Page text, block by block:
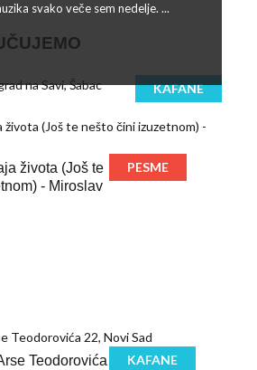
KAFANE
svako veče sem nedelje. ...
života (Još te
- Miroslav
PESME
Teodorovića
KAFANE